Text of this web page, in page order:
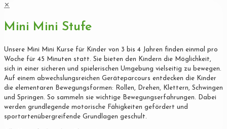
✕
Mini Mini Stufe
Unsere Mini Mini Kurse für Kinder von 3 bis 4 Jahren finden einmal pro
Woche für 45 Minuten statt. Sie bieten den Kindern die Möglichkeit,
sich in einer sicheren und spielerischen Umgebung vielseitig zu bewegen.
Auf einem abwechslungsreichen Geräteparcours entdecken die Kinder
die elementaren Bewegungsformen: Rollen, Drehen, Klettern, Schwingen
und Springen. So sammeln sie wichtige Bewegungserfahrungen. Dabei
werden grundlegende motorische Fähigkeiten gefördert und
sportartenübergreifende Grundlagen geschult.